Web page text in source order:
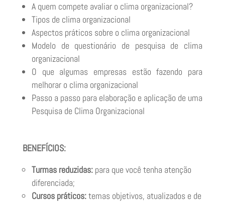
A quem compete avaliar o clima organizacional?
Tipos de clima organizacional
Aspectos práticos sobre o clima organizacional
Modelo de questionário de pesquisa de clima
organizacional
O que algumas empresas estão fazendo para
melhorar o clima organizacional
Passo a passo para elaboração e aplicação de uma
Pesquisa de Clima Organizacional
BENEFÍCIOS:
Turmas reduzidas:para que você tenha atenção
diferenciada;
Cursos práticos:temas objetivos, atualizados e de